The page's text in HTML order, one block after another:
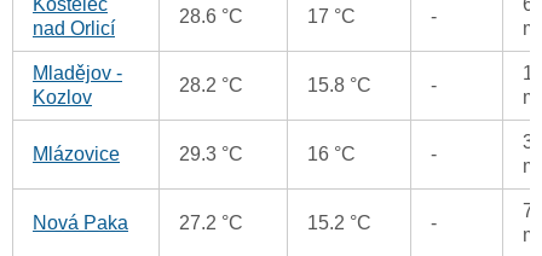
nad Orlicí
28.6 °C 17 °C -
Mladějov -
Kozlov
28.2 °C 15.8 °C -
Mlázovice 29.3 °C 16 °C -
Nová Paka 27.2 °C 15.2 °C -